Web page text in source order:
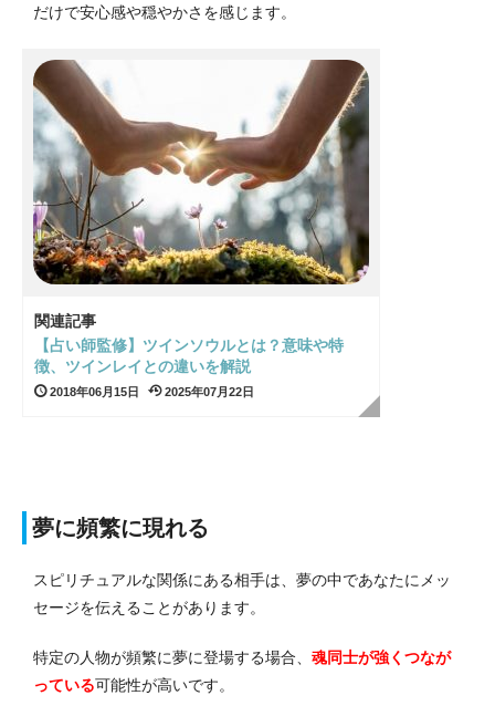
だけで安心感や穏やかさを感じます。
関連記事
【占い師監修】ツインソウルとは？意味や特
徴、ツインレイとの違いを解説
2018年06月15日 2025年07月22日
夢に頻繁に現れる
スピリチュアルな関係にある相手は、夢の中であなたにメッ
セージを伝えることがあります。
特定の人物が頻繁に夢に登場する場合、 魂同士が強くつなが
っている可能性が高いです。